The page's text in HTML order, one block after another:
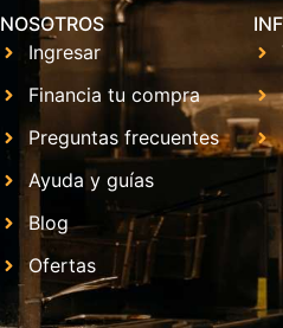
NOSOTROS
Ingresar
Financia tu compra
Preguntas frecuentes
Ayuda y guías
Blog
Ofertas